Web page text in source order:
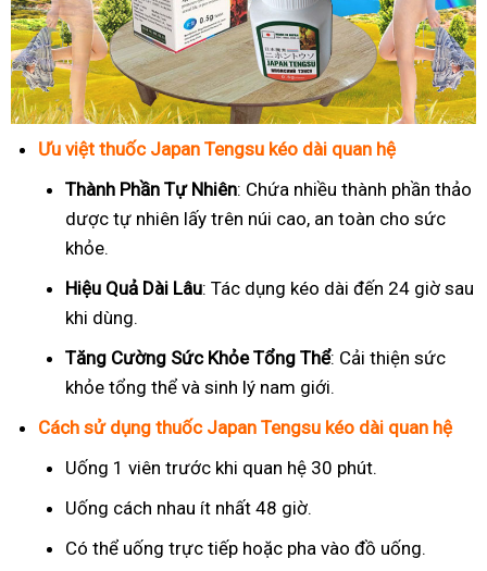
Ưu việt thuốc Japan Tengsu kéo dài quan hệ
Thành Phần Tự Nhiên: Chứa nhiều thành phần thảo
dược tự nhiên lấy trên núi cao, an toàn cho sức
khỏe.
Hiệu Quả Dài Lâu: Tác dụng kéo dài đến 24 giờ sau
khi dùng.
Tăng Cường Sức Khỏe Tổng Thể: Cải thiện sức
khỏe tổng thể và sinh lý nam giới.
Cách sử dụng thuốc Japan Tengsu kéo dài quan hệ
Uống 1 viên trước khi quan hệ 30 phút.
Uống cách nhau ít nhất 48 giờ.
Có thể uống trực tiếp hoặc pha vào đồ uống.